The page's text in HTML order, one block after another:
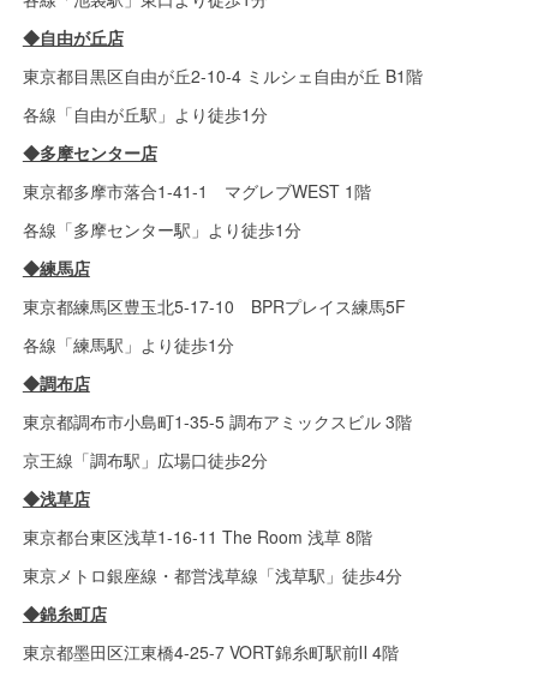
◆自由が丘店
東京都目黒区自由が丘2-10-4 ミルシェ自由が丘 B1階
各線「自由が丘駅」より徒歩1分
◆多摩センター店
東京都多摩市落合1-41-1 マグレブWEST 1階
各線「多摩センター駅」より徒歩1分
◆練馬店
東京都練馬区豊玉北5-17-10 BPRプレイス練馬5F
各線「練馬駅」より徒歩1分
◆調布店
東京都調布市小島町1-35-5 調布アミックスビル 3階
京王線「調布駅」広場口徒歩2分
◆浅草店
東京都台東区浅草1-16-11 The Room 浅草 8階
東京メトロ銀座線・都営浅草線「浅草駅」徒歩4分
◆錦糸町店
東京都墨田区江東橋4-25-7 VORT錦糸町駅前Ⅱ 4階